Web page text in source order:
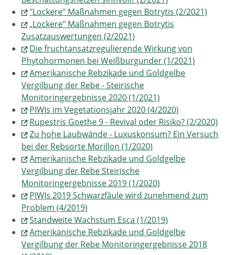
"Lockere" Maßnahmen gegen Botrytis (2/2021)
„Lockere" Maßnahmen gegen Botrytis
Zusatzauswertungen (2/2021)
Die fruchtansatzregulierende Wirkung von
Phytohormonen bei Weißburgunder (1/2021)
Amerikanische Rebzikade und Goldgelbe
Vergilbung der Rebe - Steirische
Monitoringergebnisse 2020 (1/2021)
PIWIs im Vegetationsjahr 2020 (4/2020)
Rupestris Goethe 9 - Revival oder Risiko? (2/2020)
Zu hohe Laubwände - Luxuskonsum? Ein Versuch
bei der Rebsorte Morillon (1/2020)
Amerikanische Rebzikade und Goldgelbe
Vergilbung der Rebe Steirische
Monitoringergebnisse 2019 (1/2020)
PIWIs 2019 Schwarzfäule wird zunehmend zum
Problem (4/2019)
Standweite Wachstum Esca (1/2019)
Amerikanische Rebzikade und Goldgelbe
Vergilbung der Rebe Monitoringergebnisse 2018